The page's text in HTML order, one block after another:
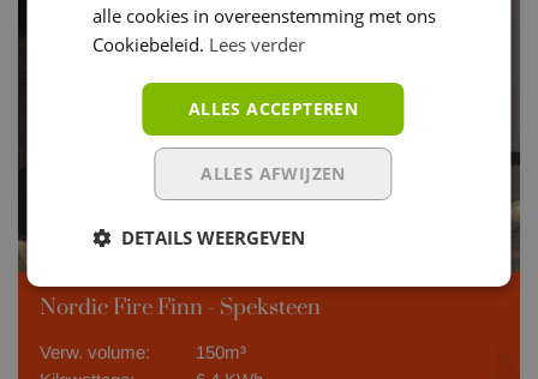
Nordic Fire Finn - Speksteen
Verw. volume:
150m³
alle cookies in overeenstemming met ons
Cookiebeleid. Lees verder
ALLES ACCEPTEREN
ALLES AFWIJZEN
DETAILS WEERGEVEN